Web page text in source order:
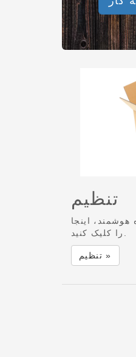
تنظیم
هوشمند، اینجا
تنظیم »